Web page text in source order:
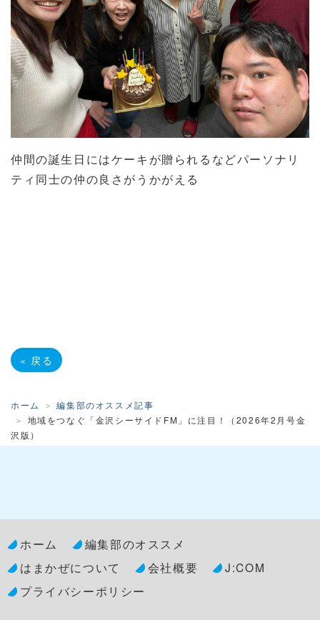
仲間の誕生日にはケーキが贈られるなどパーソナリ
ティ同士の仲の良さがうかがえる
« 戻る
ホーム
編集部のオススメ記事
地域をつなぐ「金沢シーサイドFM」に注目！（2026年2月号金
沢版）
ホーム
編集部のオススメ
はまかぜについて
会社概要
J:COM
プライバシーポリシー